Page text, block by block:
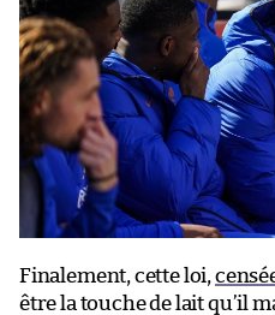
Finalement, cette loi,
être la touche de lait qu’il